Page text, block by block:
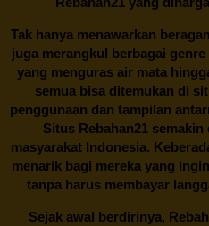
Tak hanya menawarkan
juga merangkul berbagai
yang menguras air mata
semua bisa ditemukan di
penggunaan dan tampilan
Situs Rebahan21semakin
masyarakat Indonesia.
menarik bagi mereka yang
tanpa harus membayar
Sejak awal berdirinya,